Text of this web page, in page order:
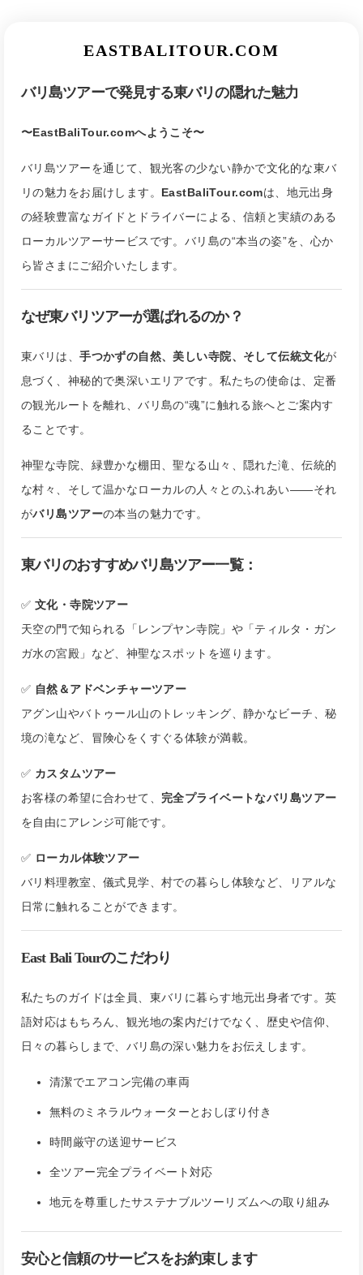
EASTBALITOUR.COM
バリ島ツアーで発見する東バリの隠れた魅力
〜EastBaliTour.comへようこそ〜
バリ島ツアーを通じて、観光客の少ない静かで文化的な東バ
リの魅力をお届けします。 EastBaliTour.comは、地元出身
の経験豊富なガイドとドライバーによる、信頼と実績のある
ローカルツアーサービスです。バリ島の“本当の姿”を、心か
ら皆さまにご紹介いたします。
なぜ東バリツアーが選ばれるのか？
東バリは、手つかずの自然、美しい寺院、そして伝統文化が
息づく、神秘的で奥深いエリアです。私たちの使命は、定番
の観光ルートを離れ、バリ島の“魂”に触れる旅へとご案内す
ることです。
神聖な寺院、緑豊かな棚田、聖なる山々、隠れた滝、伝統的
な村々、そして温かなローカルの人々とのふれあい——それ
がバリ島ツアーの本当の魅力です。
東バリのおすすめバリ島ツアー一覧：
✅ 文化・寺院ツアー
天空の門で知られる「レンプヤン寺院」や「ティルタ・ガン
ガ水の宮殿」など、神聖なスポットを巡ります。
✅ 自然＆アドベンチャーツアー
アグン山やバトゥール山のトレッキング、静かなビーチ、秘
境の滝など、冒険心をくすぐる体験が満載。
✅ カスタムツアー
お客様の希望に合わせて、 完全プライベートなバリ島ツアー
を自由にアレンジ可能です。
✅ ローカル体験ツアー
バリ料理教室、儀式見学、村での暮らし体験など、リアルな
日常に触れることができます。
East Bali Tourのこだわり
私たちのガイドは全員、東バリに暮らす地元出身者です。英
語対応はもちろん、観光地の案内だけでなく、歴史や信仰、
日々の暮らしまで、バリ島の深い魅力をお伝えします。
清潔でエアコン完備の車両
無料のミネラルウォーターとおしぼり付き
時間厳守の送迎サービス
全ツアー完全プライベート対応
地元を尊重したサステナブルツーリズムへの取り組み
安心と信頼のサービスをお約束します